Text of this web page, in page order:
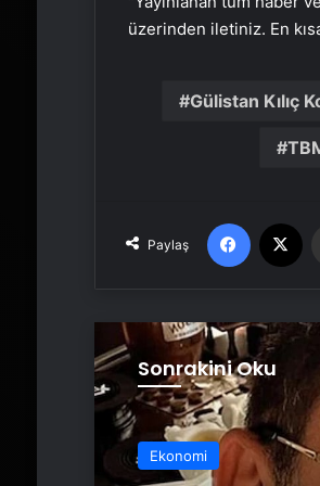
üzerinden iletiniz. En
Gülistan Kılıç
Paylaş
Facebook
Sonrakini Oku
Ekonomi